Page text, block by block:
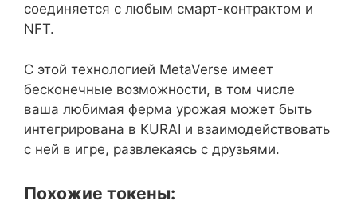
соединяется с любым смарт-контрактом и
NFT.
С этой технологией MetaVerse имеет
бесконечные возможности, в том числе
ваша любимая ферма урожая может быть
интегрирована в KURAI и взаимодействовать
с ней в игре, развлекаясь с друзьями.
Похожие токены: